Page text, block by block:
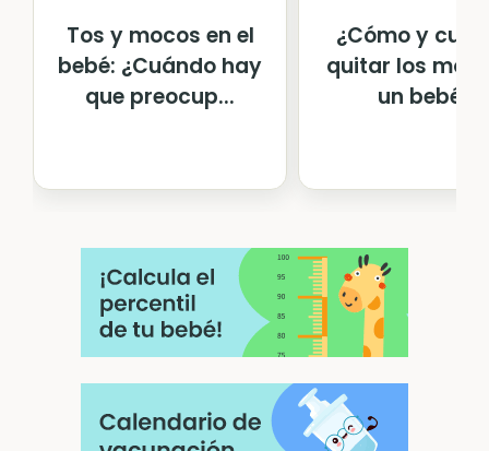
Tos y mocos en el
bebé: ¿Cuándo hay
que preocup...
¿Cómo y
quitar los
un bebé?